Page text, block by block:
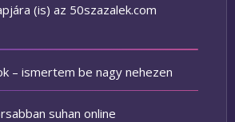
(is) az 50szazalek.com
– ismertem be nagy nehezen
suhan online